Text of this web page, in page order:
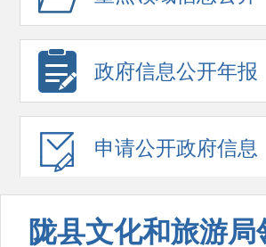
政府信息公开年报
申请公开政府信息
陇县文化和旅游